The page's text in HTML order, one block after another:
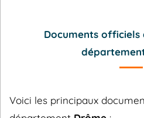
Documents officiels
Voici les principaux